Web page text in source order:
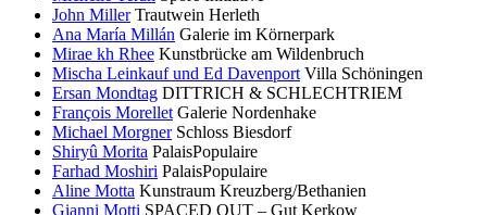
John Miller Trautwein Herleth
Ana María Millán Galerie im Körnerpark
Mirae kh Rhee Kunstbrücke am Wildenbruch
Mischa Leinkauf und Ed Davenport Villa Schöningen
Ersan Mondtag DITTRICH & SCHLECHTRIEM
François Morellet Galerie Nordenhake
Michael Morgner Schloss Biesdorf
Shiryû Morita PalaisPopulaire
Farhad Moshiri PalaisPopulaire
Aline Motta Kunstraum Kreuzberg/Bethanien
Gianni Motti SPACED OUT – Gut Kerkow